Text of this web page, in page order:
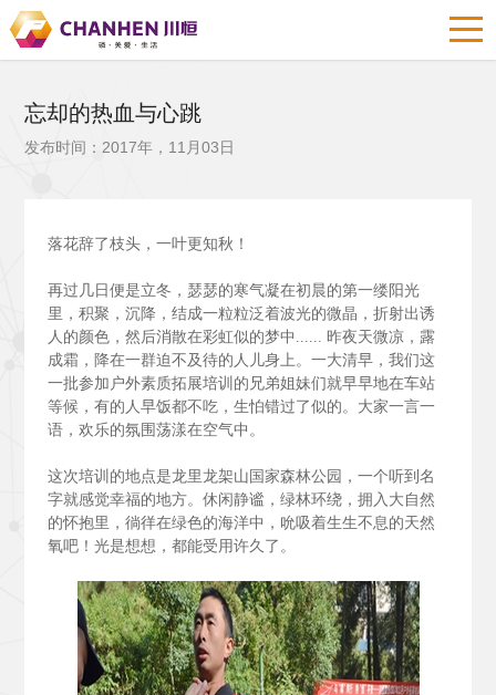
忘却的热血与心跳
发布时间：2017年，11月03日
落花辞了枝头，一叶更知秋！
再过几日便是立冬，瑟瑟的寒气凝在初晨的第一缕阳光
里，积聚，沉降，结成一粒粒泛着波光的微晶，折射出诱
人的颜色，然后消散在彩虹似的梦中...... 昨夜天微凉，露
成霜，降在一群迫不及待的人儿身上。一大清早，我们这
一批参加户外素质拓展培训的兄弟姐妹们就早早地在车站
等候，有的人早饭都不吃，生怕错过了似的。大家一言一
语，欢乐的氛围荡漾在空气中。
这次培训的地点是龙里龙架山国家森林公园，一个听到名
字就感觉幸福的地方。休闲静谧，绿林环绕，拥入大自然
的怀抱里，徜徉在绿色的海洋中，吮吸着生生不息的天然
氧吧！光是想想，都能受用许久了。